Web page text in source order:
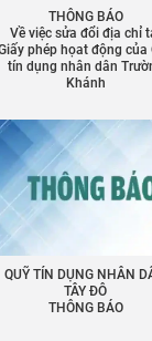
THÔNG BÁO
Về việc sửa đổi địa chỉ
phép họat động của
tín dụng nhân dân
Khánh
QUỸ TÍN DỤNG NHÂN
TÂY ĐÔ
THÔNG BÁO